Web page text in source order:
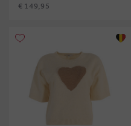
€ 149,95